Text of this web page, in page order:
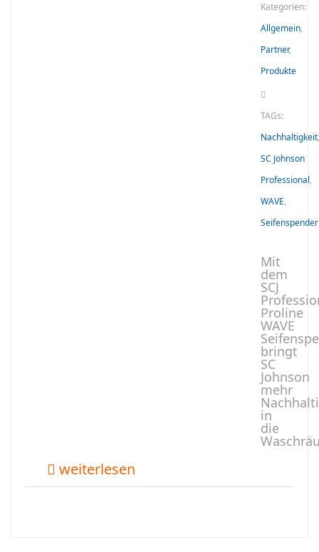
Kategorien:
Allgemein,
Partner,
Produkte
TAGs:
Nachhaltigkeit,
SC Johnson
Professional,
WAVE,
Seifenspender
Mit
dem
SCJ
Proline
WAVE
bringt
SC
Johnson
mehr
in
die
weiterlesen